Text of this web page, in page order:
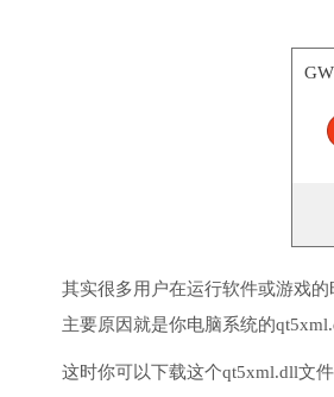
其实很多用户在运行软件或游戏
主要原因就是你电脑系统的
这时你可以下载这个qt5xml.dll文